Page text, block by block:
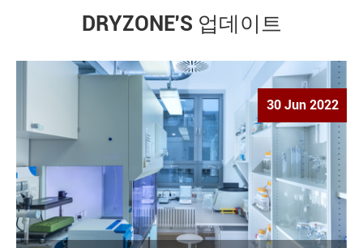
DRYZONE'S 업데이트
30 Jun 2022